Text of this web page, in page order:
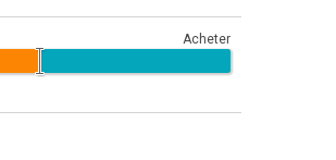
Acheter